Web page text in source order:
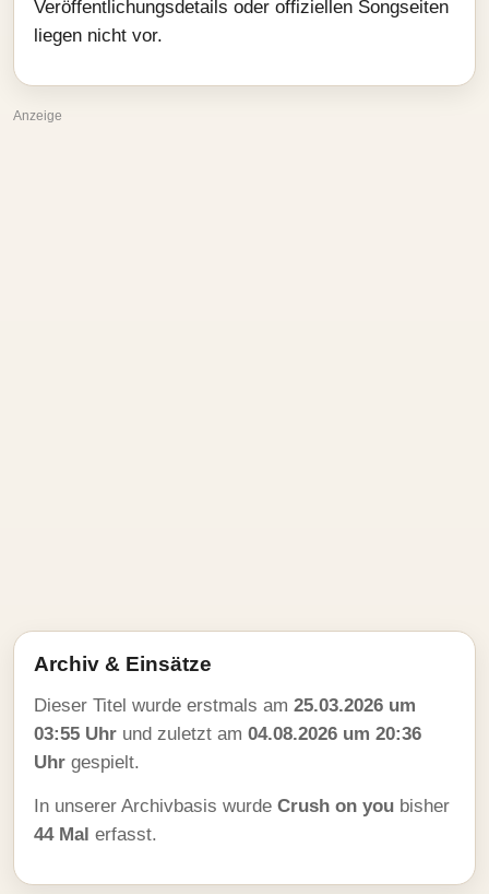
Veröffentlichungsdetails oder offiziellen Songseiten
liegen nicht vor.
Anzeige
Archiv & Einsätze
Dieser Titel wurde erstmals am 25.03.2026 um
03:55 Uhr und zuletzt am 04.08.2026 um 20:36
Uhr gespielt.
In unserer Archivbasis wurde Crush on you bisher
44 Mal erfasst.